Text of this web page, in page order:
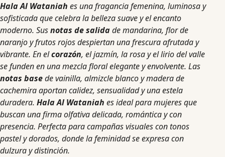
Hala Al Wataniah es una fragancia femenina, luminosa y
sofisticada que celebra la belleza suave y el encanto
moderno. Susnotas de salidade mandarina, flor de
naranjo y frutos rojos despiertan una frescura afrutada y
vibrante. En elcorazón, el jazmín, la rosa y el lirio del valle
se funden en una mezcla floral elegante y envolvente. Las
notas basede vainilla, almizcle blanco y madera de
cachemira aportan calidez, sensualidad y una estela
duradera. Hala Al Wataniah es ideal para mujeres que
buscan una firma olfativa delicada, romántica y con
presencia. Perfecta para campañas visuales con tonos
pastel y dorados, donde la feminidad se expresa con
dulzura y distinción.